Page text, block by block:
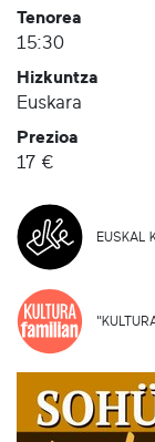
Tenorea
15:30
Hizkuntza
Euskara
Prezioa
17 €
EUSKAL